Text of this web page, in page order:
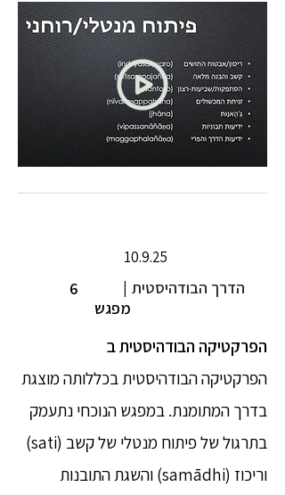
10.9.25
הדרך הבודהיסטית 6
|
מפגש
הפרקטיקה הבודהיסטית ב
הפרקטיקה הבודהיסטית בכללותה מוצגת
בדרך המתומנת. במפגש הנוכחי נתעמק
בתרגול של פיתוח מנטלי של קשב (sati)
וריכוז (samādhi) והשגת התובנות